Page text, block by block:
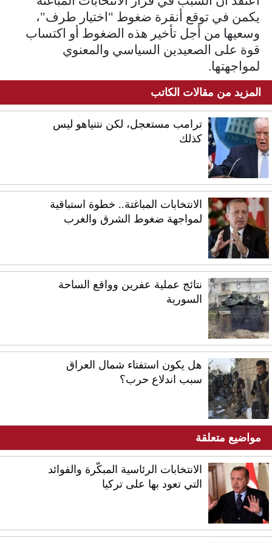
يكمن في توقع أنقرة ضغوط "اختيار طرف"،
وسعيها من أجل تأخير هذه الضغوط أو اكتساب
قوة على الصعيدين السياسي والمعنوي
لمواجهتها.
المزيد من مقالات الكاتب
ترامب مستعجل، لكن نتنياهو ليس
كذلك
الانتخابات المباغتة.. خطوة استباقية
لمواجهة ضغوط الشرق والغرب
نتائج عملية عفرين وواقع الساحة
السورية
هل يكون استفتاء شمال العراق
سبب اندلاع حرب؟
مواضيع متعلقة
الانتخابات الرئاسية المبكّرة والفوائد
التي تعود بها على تركيا